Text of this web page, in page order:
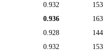
0.932
0.936
0.928
0.932